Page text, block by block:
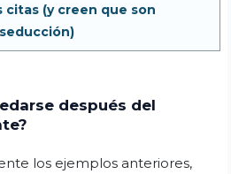
citas (y creen que son
después del
los ejemplos anteriores,